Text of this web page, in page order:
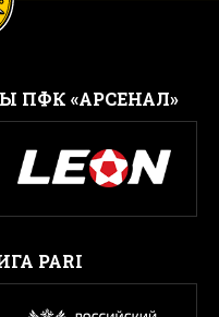
ПФК «АРСЕНАЛ»
PARI